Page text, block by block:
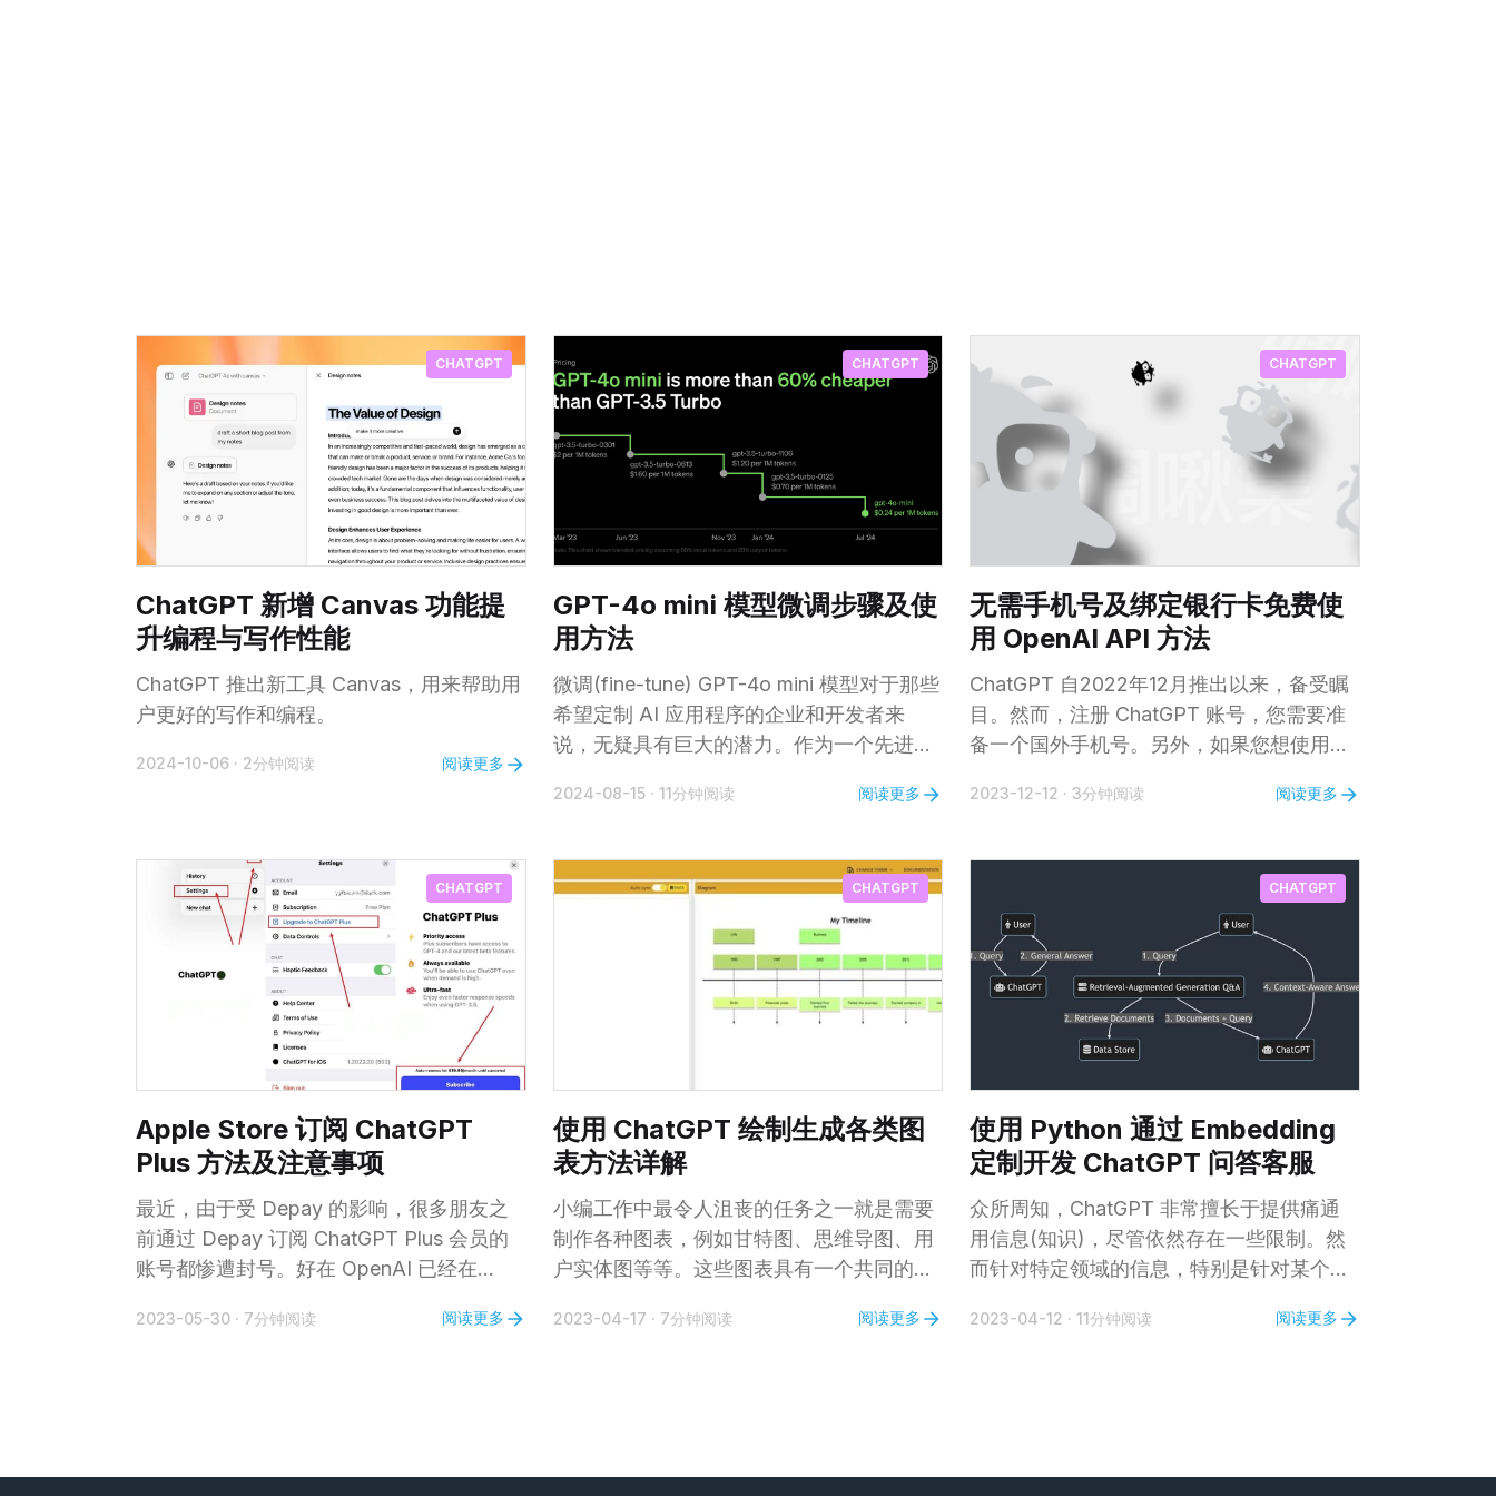
CHATGPT
ChatGPT 新增 Canvas 功能提
升编程与写作性能
ChatGPT 推出新工具 Canvas，用来帮助用
户更好的写作和编程。
2024-10-06 · 2分钟阅读 阅读更多
CHATGPT
GPT-4o mini 模型微调步骤及使
用方法
微调(fine-tune) GPT-4o mini 模型对于那些
希望定制 AI 应用程序的企业和开发者来
说，无疑具有巨大的潜力。作为一个先进且
智能任务时表现出色，因此非常适合进行定
提升其性能，使其更好地适应特定的用例，
比如改进客户互动、生成更准确的响应，以
及开发专门的功能。本文将引导您完成
GPT-4o mini 模型的微调并在应用中使用该
模型，确保您能够最大限度地利用其能力来
满足您的独特需求。 💡而最令人兴奋的
2024-08-15 · 11分钟阅读 阅读更多
CHATGPT
无需手机号及绑定银行卡免费使
用 OpenAI API 方法
ChatGPT 自2022年12月推出以来，备受瞩
目。然而，注册 ChatGPT 账号，您需要准
备一个国外手机号。另外，如果您想使用
户端中使用，必须绑定银行卡。这两个门槛
今天，小编要告诉大家一个好消息——今年
12 月 1 日起注册 OpenAI 已经不再需要验证
手机号，并且，您可以用 OpenAI 赠送的
2023-12-12 · 3分钟阅读 阅读更多
CHATGPT
Apple Store 订阅 ChatGPT
Plus 方法及注意事项
最近，由于受 Depay 的影响，很多朋友之
前通过 Depay 订阅 ChatGPT Plus 会员的
账号都惨遭封号。好在 OpenAI 已经在
费 ChatGPT Plus 的朋友提供了新的方法。
2023-05-30 · 7分钟阅读 阅读更多
CHATGPT
使用 ChatGPT 绘制生成各类图
表方法详解
小编工作中最令人沮丧的任务之一就是需要
制作各种图表，例如甘特图、思维导图、用
户实体图等等。这些图表具有一个共同的特
是更多地依赖手动制作。 通常，要生成这些
图表需要不同的工具，如果现有工具中没有
2023-04-17 · 7分钟阅读 阅读更多
CHATGPT
使用 Python 通过 Embedding
定制开发 ChatGPT 问答客服
众所周知，ChatGPT 非常擅长于提供痛通
用信息(知识)，尽管依然存在一些限制。然
而针对特定领域的信息，特别是针对某个企
就完全无能力了。那么，我们如何将
一点。针对公司内部的知识库和一个类似于
2023-04-12 · 11分钟阅读 阅读更多